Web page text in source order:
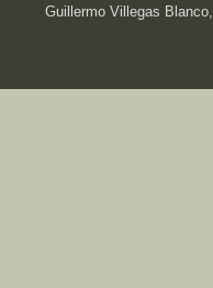
Guillermo Villegas